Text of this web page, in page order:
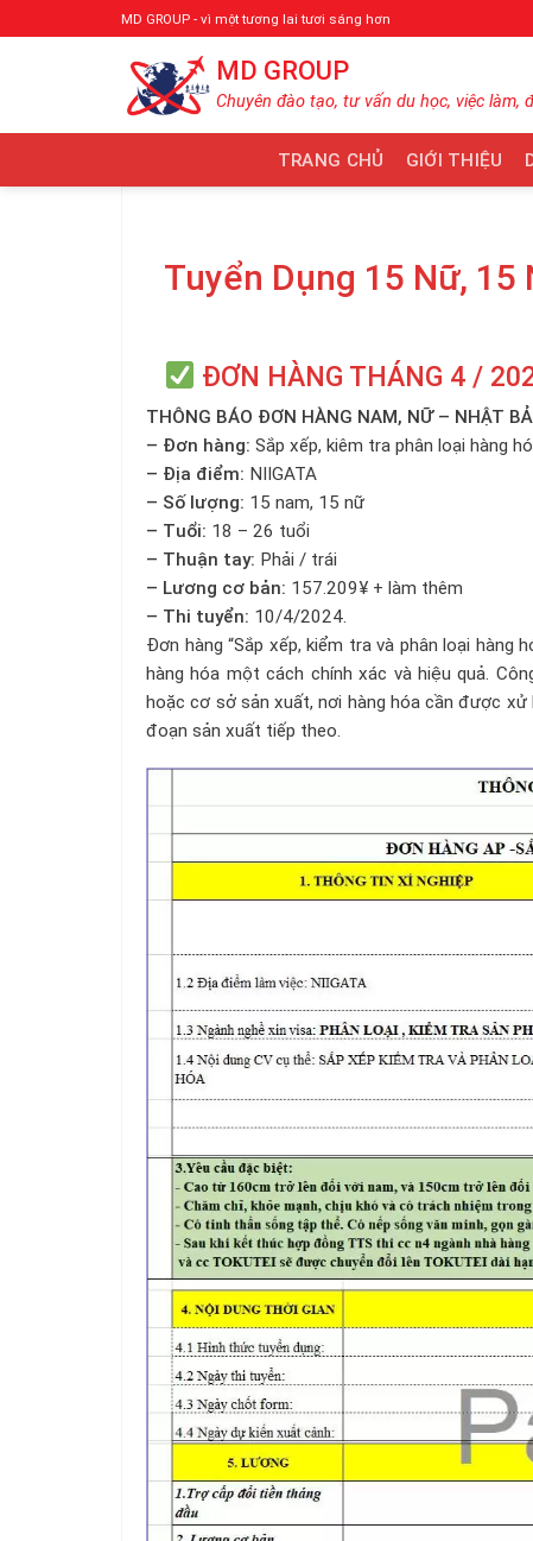
qua
MD GROUP - vì một tương lai tươi sáng hơn
MD GROUP
Chuyên đào tạo, tư vấn du học, việc làm,
TRANG CHỦ GIỚI THIỆU
Tuyển Dụng 15 Nữ, 15
ĐƠN HÀNG THÁNG 4 /
THÔNG BÁO ĐƠN HÀNG NAM, NỮ – NHẬT
– Đơn hàng: Sắp xếp, kiêm tra phân loại hàng
– Địa điểm: NIIGATA
– Số lượng: 15 nam, 15 nữ
– Tuổi: 18 – 26 tuổi
– Thuận tay: Phải / trái
– Lương cơ bản: 157.209¥ + làm thêm
– Thi tuyển: 10/4/2024.
Đơn hàng “Sắp xếp, kiểm tra và phân loại hàng
hàng hóa một cách chính xác và hiệu quả.
hoặc cơ sở sản xuất, nơi hàng hóa cần được
đoạn sản xuất tiếp theo.